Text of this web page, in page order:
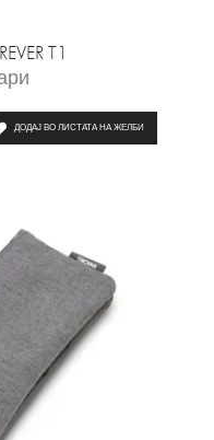
T1
ДОДАЈ ВО ЛИСТАТА НА ЖЕЛБИ